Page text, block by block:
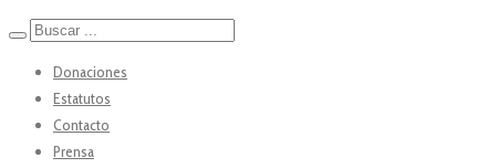
Donaciones
Estatutos
Contacto
Prensa